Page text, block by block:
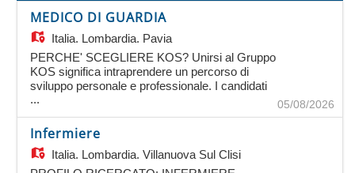
MEDICO DI GUARDIA
Italia, Lombardia, Pavia
PERCHE' SCEGLIERE KOS? Unirsi al Gruppo
KOS significa intraprendere un percorso di
sviluppo personale e professionale. I candidati
hanno l'opportunità di far parte di un ambiente di
lavoro stimolante e gratificante, in cui le
competenze individuali saranno valorizzate per
contribuire al benessere delle persone e favorire
la crescita personale. KOS si distingue come un
... 05/08/2026
Infermiere
Italia, Lombardia, Villanuova Sul Clisi